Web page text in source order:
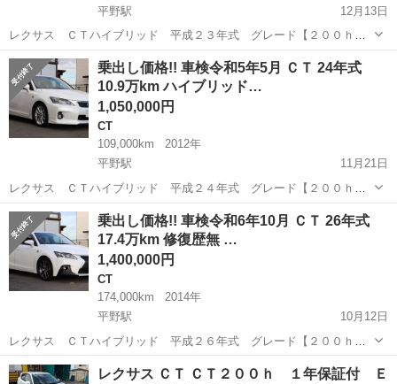
平野駅
12月13日
レクサス ＣＴハイブリッド 平成２３年式 グレード【２００ｈ
バージョンＬ】パール（０７７） 車検令和5年8月まで！！別途料金で
２年付きにもできます。 令和４年度自動車税、リサイクル券、自賠責
保険、重量税など全ての費用が...
福島 福島市 平野駅 CT 令和5年
乗出し価格!! 車検令和5年5月 ＣＴ 24年式
10.9万km ハイブリッド…
1,050,000円
CT
109,000km
2012年
平野駅
11月21日
レクサス ＣＴハイブリッド 平成２４年式 グレード【２００ｈ
Ｆスポーツ】パール（０７７） 車検令和5年5月まで！！別途料金で２
年付きにもできます。 令和４年度自動車税、リサイクル券、自賠責保
険、重量税など全ての費用が込...
福島 福島市 平野駅 CT 令和5年
乗出し価格!! 車検令和6年10月 ＣＴ 26年式
17.4万km 修復歴無 …
1,400,000円
CT
174,000km
2014年
平野駅
10月12日
レクサス ＣＴハイブリッド 平成２６年式 グレード【２００ｈ
Ｆスポーツ】パール（０８３） 車検令和6年10月まで！！ 令和４年度
自動車税、リサイクル券、自賠責保険、重量税など全ての費用が込み
福島 福島市 平野駅
レクサス ＣＴ ＣＴ２００ｈ １年保証付 Ｅ